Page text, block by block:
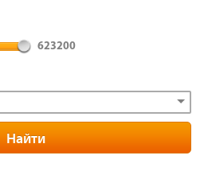
623200